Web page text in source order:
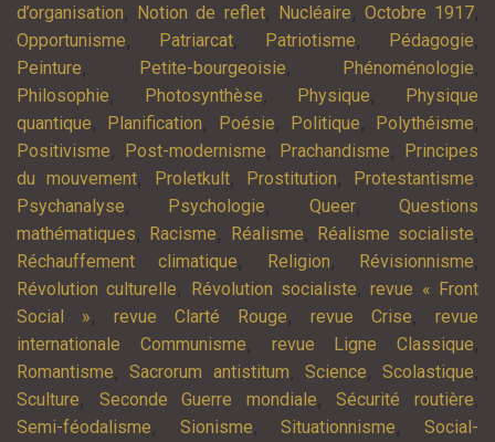
d’organisation, Notion de reflet, Nucléaire, Octobre 1917,
Opportunisme, Patriarcat, Patriotisme, Pédagogie,
Peinture, Petite-bourgeoisie, Phénoménologie,
Philosophie, Photosynthèse, Physique,
Physique
quantique, Planification, Poésie, Politique, Polythéisme,
Positivisme, Post-modernisme, Prachandisme,
Principes
du mouvement, Proletkult, Prostitution, Protestantisme,
Psychanalyse, Psychologie, Queer,Questions
mathématiques, Racisme, Réalisme, Réalisme socialiste,
Réchauffement climatique, Religion, Révisionnisme,
Révolution culturelle, Révolution socialiste,revue « Front
Social », revue Clarté Rouge, revue Crise, revue
internationale Communisme, revue Ligne Classique,
Romantisme,Sacrorum antistitum, Science, Scolastique,
Sculture, Seconde Guerre mondiale,Sécurité routière,
Semi-féodalisme, Sionisme,Situationnisme,Social-